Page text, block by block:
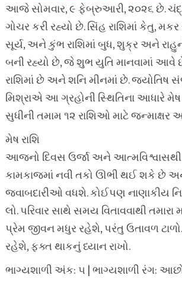
આજે સોમવાર, ૯ ફેબ્રુઆરી, ૨૦૨૬ છે. ચંદ્ર
ગોચર કરી રહ્યો છે. સિંહ રાશિમાં કેતુ,
સૂર્ય, અને કુંભ રાશિમાં બુધ, શુક્ર અને
બની રહ્યો છે, જે શુભ યુતિ માનવામાં આવે
રાશિમાં છે અને શનિ મીનમાં છે. જ્યોતિષ
મિશ્રાએ આ ગ્રહોની સ્થિતિના આધારે મેષ
સુધીની તમામ ૧૨ રાશિઓ માટે જન્માક્ષર
મેષ રાશિ
આજનો દિવસ ઉર્જા અને
કામકાજમાં નવી તકો ઊભી થઈ શકે છે
જવાબદારીઓ વધશે. કોઈપણ નાણાકીય
લો. પરિવાર સાથે સમય વિતાવવાથી
પ્રેમ જીવન મધુર રહેશે, પરંતુ ઉતાવળ
રહેશે, ફક્ત થાકનું ધ્યાન રાખો.
ભાગ્યશાળી અંક: ૫ | ભાગ્યશાળી રંગ: